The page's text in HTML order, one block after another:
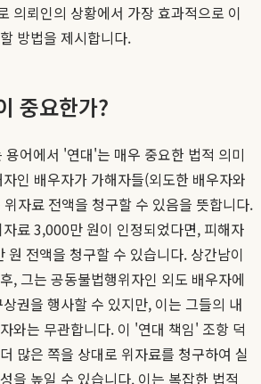
의뢰인의 상황에서 가장 효과적으로 이
방법을 제시합니다.
중요한가?
용어에서 '연대'는 매우 중요한 법적 의미
인 배우자가 가해자들(외도한 배우자와
자료 전액을 청구할 수 있음을 뜻합니다.
료 3,000만 원이 인정되었다면, 피해자
전액을 청구할 수 있습니다. 상간남이
, 그는 공동불법행위자인 외도 배우자에
권을 행사할 수 있지만, 이는 그들의 내
와는 무관합니다. 이 '연대 책임' 조항 덕
많은 쪽을 상대로 위자료를 청구하여 실
을 높일 수 있습니다. 이는 복잡한 법적